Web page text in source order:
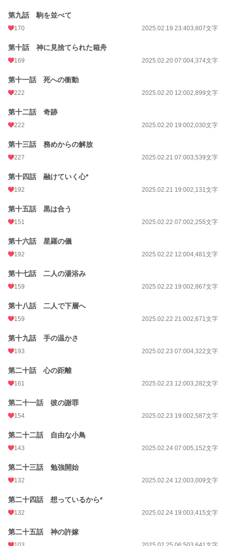
第九話 駒を並べて
170 2025.02.19 23:403,607文字
第十話 神に見捨てられた箱舟
169 2025.02.20 07:004,374文字
第十一話 死への衝動
222 2025.02.20 12:002,899文字
第十二話 奇跡
222 2025.02.20 19:002,030文字
第十三話 務めからの解放
227 2025.02.21 07:003,539文字
第十四話 融けていく心*
192 2025.02.21 19:002,131文字
第十五話 黒は合う
151 2025.02.22 07:002,255文字
第十六話 星羅の儀
192 2025.02.22 12:004,481文字
第十七話 二人の湯浴み
159 2025.02.22 19:002,867文字
第十八話 二人で下層へ
159 2025.02.22 21:002,671文字
第十九話 手の温かさ
193 2025.02.23 07:004,322文字
第二十話 心の距離
161 2025.02.23 12:003,282文字
第二十一話 彼の謝罪
154 2025.02.23 19:002,587文字
第二十二話 自由な小鳥
143 2025.02.24 07:005,152文字
第二十三話 勉強開始
132 2025.02.24 12:003,009文字
第二十四話 想っているから*
132 2025.02.24 19:003,415文字
第二十五話 神の許嫁